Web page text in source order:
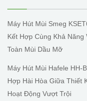
Máy Hút Mùi Smeg
Kết Hợp Cùng Khả
Toàn Mùi Dầu Mỡ
Máy Hút Mùi Hafele HH-
Hợp Hài Hòa Giữa Thiết
Hoạt Động Vượt Trội